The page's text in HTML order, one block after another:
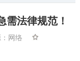
需法律规范！
：网络